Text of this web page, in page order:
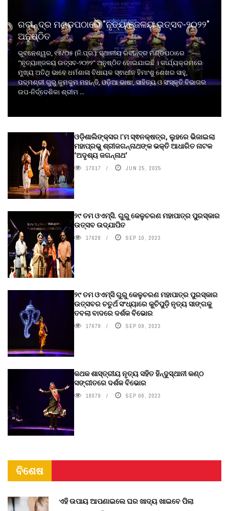
ରବୀନ୍ଦ୍ର ମଣ୍ଡପଠାରେ "ନୃତ୍ୟାଞ୍ଜଳୟ ଉତ୍ସବ-୨୦୨୨"
ଅନୁଷ୍ଠିତ
ଭୁବନେଶ୍ୱର, ୧୫/୦୫ (ନି.ପ୍ର.): ସ୍ଥାନୀୟ ରବୀନ୍ଦ୍ର ମଣ୍ଡପଠାରେ
"ନୃତ୍ୟାଞ୍ଜଳୟ ଉତ୍ସବ-୨୦୨୨" ଅନୁଷ୍ଠିତ ହୋଇଯାଇଛି । କାର୍ଯ୍ୟକ୍ରମରେ
ମୁଖ୍ୟ ଅତିଥି ଭାବେ ଧର୍ମଶାଳା ବିଧାୟକ ସ୍ଵାଧୀନ ହିମାଂଶୁ ଶେଖର ସାହୁ,
ପଦ୍ମଶ୍ରୀ ଗୁରୁ କୁମକୁମ ମହାନ୍ତି, ଓଡ଼ିଆ ଭାଷା, ସାହିତ୍ୟ ଓ ସଂସ୍କୃତି ବିଭାଗର
ଉପ-ନିର୍ଦ୍ଦେଶିକା ଶ୍ରୀମ ...
ଓଡ଼ିଶାଲିଙ୍କ୍ସର ୮ମ ସ୍ଵନକ୍ଷତ୍ର, ଲୁହରେ ଭିଜାଇଲା
ମହାପ୍ରଭୁ ଶ୍ରୀଜଗନ୍ନାଥଙ୍କ ଭକ୍ତି ଆଧାରିତ ନାଟକ
‘ଅଦୃଶ୍ୟ ଜଗନ୍ନାଥ‘
17017 JUN 25, 2025
୨୯ ତମ ଓଏମ୍‌ସି. ଗୁରୁ କେଳୁଚରଣ ମହାପାତ୍ର ପୁରସ୍କାର
ଉତ୍ସବ ଉଦ୍‍ଯାପିତ
17628 SEP 10, 2023
୨୯ ତମ ଓଏମ୍‌ସି ଗୁରୁ କେଳୁଚରଣ ମହାପାତ୍ର ପୁରସ୍କାର
ଉତ୍ସବର ଚତୁର୍ଥ ସଂଧ୍ୟାରେ କୁଚିପୁଡ଼ି ନୃତ୍ୟ ସାଙ୍ଗକୁ
ତବଲା ବାଦରେ ଦର୍ଶକ ବିଭୋର
17679 SEP 09, 2023
କଥକ ଶାସ୍ତ୍ରୀୟ ନୃତ୍ୟ ସହିତ ହିନ୍ଦୁସ୍ଥାନୀ କଣ୍ଠ
ସଙ୍ଗୀତରେ ଦର୍ଶକ ବିଭୋର
18079 SEP 06, 2023
ବିଶେଷ
ଏହି ଉପାୟ ଆପଣାଇଲେ ଘର ଖାଦ୍ୟ ଖାଇବେ ପିଲା